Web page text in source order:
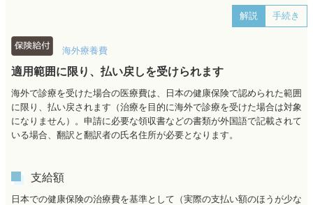
解説 手続き
海外療養費
適用範囲に限り、払い戻しを受けられます
海外で診療を受けた場合の医療費は、日本の健康保険で認められた範囲
に限り、払い戻されます（治療を目的に海外で診療を受けた場合は対象
になりません）。申請に必要な領収書などの書類が外国語で記載されて
いる場合、翻訳と翻訳者の氏名住所が必要となります。
支給額
日本での健康保険の治療費を基準として（実際の支払い額のほうが少な